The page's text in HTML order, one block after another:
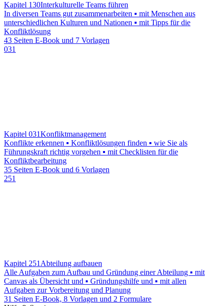
Kapitel 130Interkulturelle Teams führen
In diversen Teams gut zusammenarbeiten ▪ mit Menschen aus
unterschiedlichen Kulturen und Nationen ▪ mit Tipps für die
Konfliktlösung
43 Seiten E-Book und 7 Vorlagen
031
Kapitel 031Konfliktmanagement
Konflikte erkennen ▪ Konfliktlösungen finden ▪ wie Sie als
Führungskraft richtig vorgehen ▪ mit Checklisten für die
Konfliktbearbeitung
35 Seiten E-Book und 6 Vorlagen
251
Kapitel 251 Abteilung aufbauen
Alle Aufgaben zum Aufbau und Gründung einer Abteilung ▪ mit
Canvas als Übersicht und ▪ Gründungshilfe und ▪ mit allen
Aufgaben zur Vorbereitung und Planung
31 Seiten E-Book, 8 Vorlagen und 2 Formulare